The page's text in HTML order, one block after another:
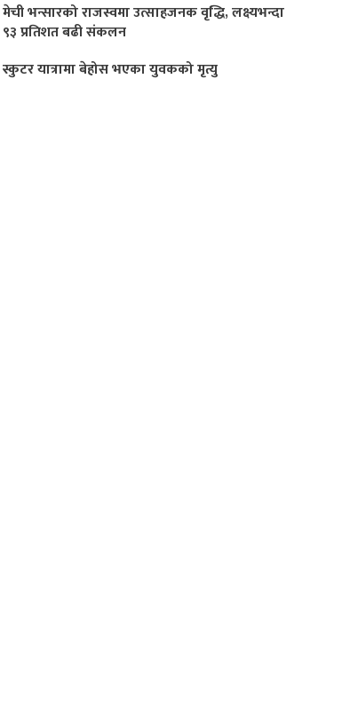
मेची भन्सारको राजस्वमा उत्साहजनक वृद्धि, लक्ष्यभन्दा
९३ प्रतिशत बढी संकलन
स्कुटर यात्रामा बेहोस भएका युवकको मृत्यु